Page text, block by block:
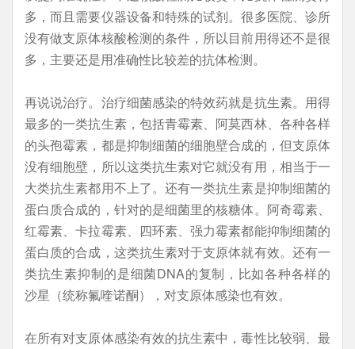
多，而且需要仪器设备和特殊的试剂。很多医院、诊所
没有做支原体核酸检测的条件，所以目前用得还不是很
多，主要还是用准确性比较差的抗体检测。
再说说治疗。治疗细菌感染的特效药就是抗生素。用得
最多的一类抗生素，包括青霉素、阿莫西林、各种各样
的头孢霉素，都是抑制细菌的细胞壁合成的，但支原体
没有细胞壁，所以这类抗生素对它就没有用，相当于一
大类抗生素都用不上了。还有一类抗生素是抑制细菌的
蛋白质合成的，针对的是细菌里的核糖体。阿奇霉素、
红霉素、卡拉霉素、四环素、强力霉素都能抑制细菌的
蛋白质的合成，这类抗生素对于支原体就有效。还有一
类抗生素抑制的是细菌DNA的复制，比如各种各样的
沙星（统称氟喹诺酮），对支原体感染也有效。
在所有对支原体感染有效的抗生素中，毒性比较弱、最